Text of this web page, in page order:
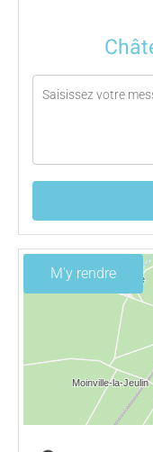
M'y rendre